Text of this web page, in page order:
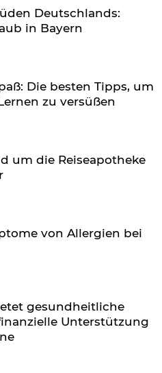
Deutschlands:
in Bayern
Die besten Tipps, um
zu versüßen
um die Reiseapotheke
von Allergien bei
gesundheitliche
Unterstützung